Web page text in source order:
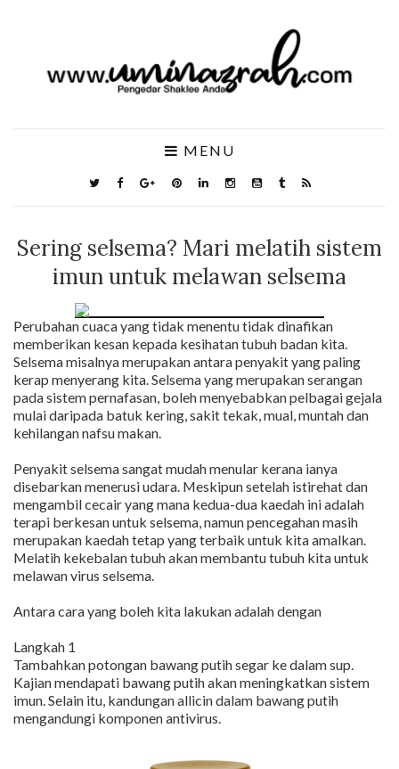
MENU
Sering selsema? Mari melatih sistem
imun untuk melawan selsema
Perubahan cuaca yang tidak menentu tidak dinafikan
memberikan kesan kepada kesihatan tubuh badan kita.
Selsema misalnya merupakan antara penyakit yang paling
kerap menyerang kita. Selsema yang merupakan serangan
pada sistem pernafasan, boleh menyebabkan pelbagai gejala
mulai daripada batuk kering, sakit tekak, mual, muntah dan
kehilangan nafsu makan.
Penyakit selsema sangat mudah menular kerana ianya
disebarkan menerusi udara. Meskipun setelah istirehat dan
mengambil cecair yang mana kedua-dua kaedah ini adalah
terapi berkesan untuk selsema, namun pencegahan masih
merupakan kaedah tetap yang terbaik untuk kita amalkan.
Melatih kekebalan tubuh akan membantu tubuh kita untuk
melawan virus selsema.
Antara cara yang boleh kita lakukan adalah dengan
Langkah 1
Tambahkan potongan bawang putih segar ke dalam sup.
Kajian mendapati bawang putih akan meningkatkan sistem
imun. Selain itu, kandungan allicin dalam bawang putih
mengandungi komponen antivirus.